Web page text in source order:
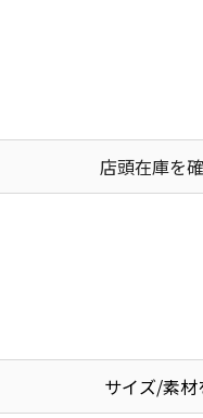
店頭在庫を
サイズ/素材